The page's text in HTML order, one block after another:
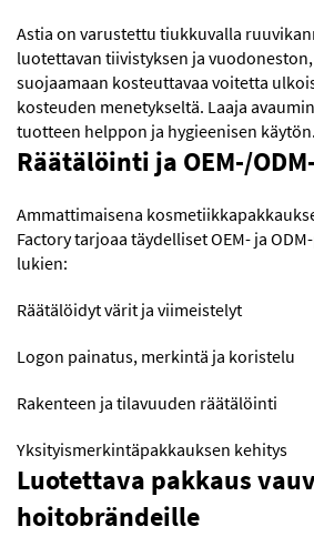
Astia on varustettu tiukkuvalla
luotettavan tiivistyksen ja
suojaamaan kosteuttavaa voitetta
kosteuden menetykseltä. Laaja
tuotteen helppon ja hygieenisen käytön.
Räätälöinti ja OEM-/
Ammattimaisena
Factory tarjoaa täydelliset OEM- ja
lukien:
Räätälöidyt värit ja viimeistelyt
Logon painatus, merkintä ja koristelu
Rakenteen ja tilavuuden räätälöinti
Yksityismerkintäpakkauksen kehitys
Luotettava pakkaus
hoitobrändeille